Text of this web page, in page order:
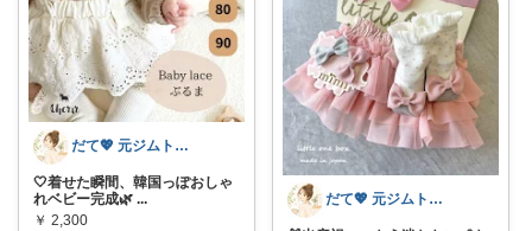
だて💖 元ジムトレーナーママ子育て美容
🤍着せた瞬間、韓国っぽおしゃ
れベビー完成🌿 ...
￥ 2,300
だて💖 元ジムトレーナーママ子育て美容